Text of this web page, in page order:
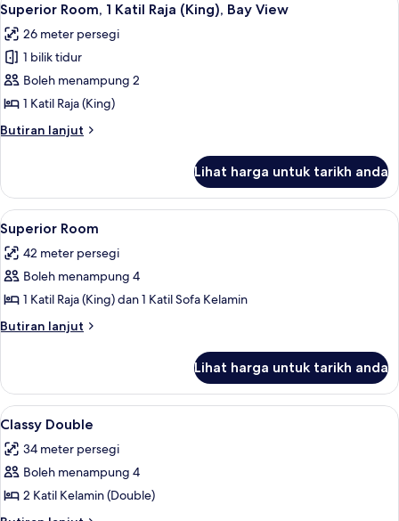
semua
foto
untuk
Superior
Room,
1
Katil
(King),
Bay
View
10
Superior Room, 1 Katil Raja (King), Bay View
26 meter persegi
1 bilik tidur
Boleh menampung 2
1 Katil Raja (King)
Butiran lanjut
Butiran
Room,
Katil
Raja
(King),
Bay
Lihat harga untuk tarikh anda
Lihat
semua
foto
untuk
Superior
Room
Superior Room | Cadar kapas
9
Superior Room
42 meter persegi
Boleh menampung 4
1 Katil Raja (King) dan 1 Katil Sofa Kelamin
Butiran lanjut
Butiran
Room
Lihat harga untuk tarikh anda
Lihat
semua
foto
untuk
Classy
Cadar kapas Mesir, peralatan
8
Classy Double
34 meter persegi
Boleh menampung 4
2 Katil Kelamin (Double)